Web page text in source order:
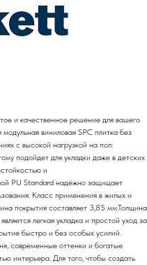
и качественное решение для вашего
виниловая SPC плитка без
с высокой нагрузкой на пол:
подойдет для укладки даже в детских
и
PU Standard надёжно защищает
Класс применения в жилых и
покрытия составляет 3,85 мм.Толщина
легкая укладка и простой уход за
быстро и без особых усилий.
современные оттенки и богатые
интерьера. Для того, чтобы создать